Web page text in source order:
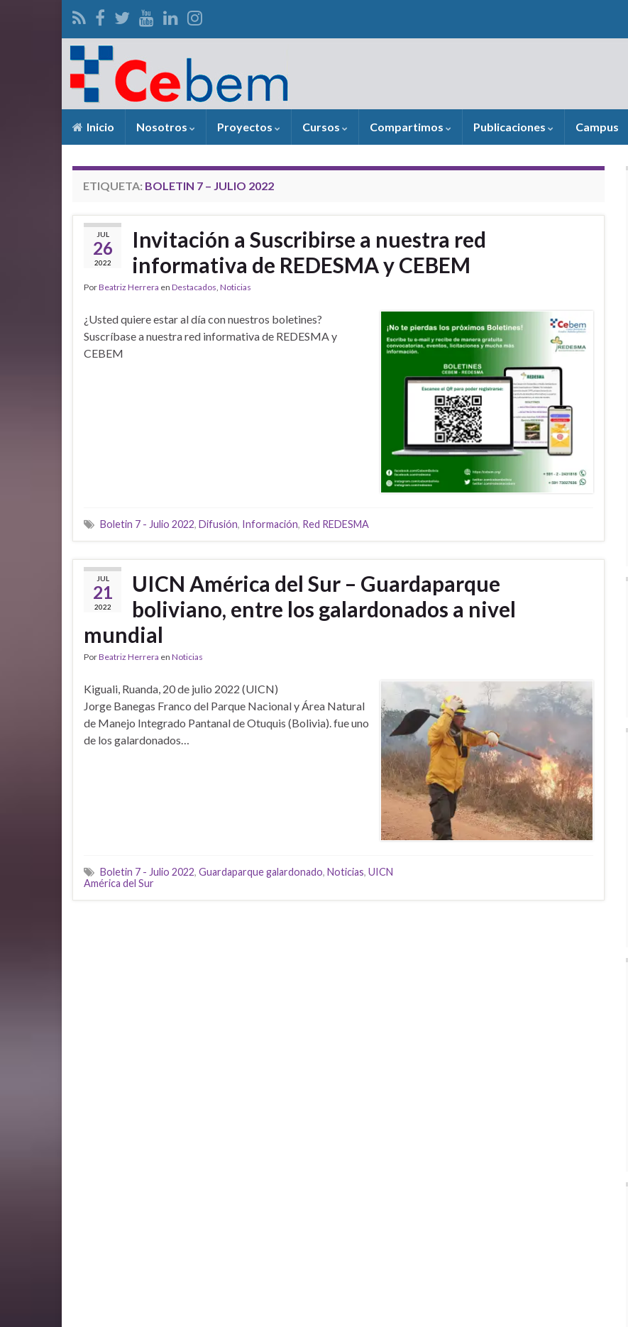
Inicio Nosotros Proyectos Cursos Compartimos Publicaciones Campus
ETIQUETA: BOLETIN 7 – JULIO 2022
JUL
26
2022
Invitación a Suscribirse a nuestra red
informativa de REDESMA y CEBEM
PorBeatriz Herrera en Destacados, Noticias
¿Usted quiere estar al día con nuestros boletines?
Suscríbase a nuestra red informativa de REDESMA y
CEBEM
Boletin 7 - Julio 2022, Difusión, Información, Red REDESMA
JUL
21
2022
UICN América del Sur – Guardaparque
boliviano, entre los galardonados a nivel
mundial
PorBeatriz Herrera en Noticias
Kiguali, Ruanda, 20 de julio 2022 (UICN)
Jorge Banegas Franco del Parque Nacional y Área Natural
de Manejo Integrado Pantanal de Otuquis (Bolivia). fue uno
de los galardonados…
Boletin 7 - Julio 2022, Guardaparque galardonado, Noticias, UICN
América del Sur